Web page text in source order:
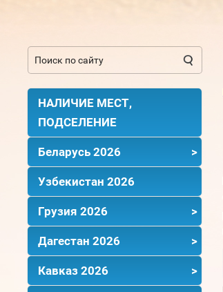
НАЛИЧИЕ МЕСТ,
ПОДСЕЛЕНИЕ
Беларусь 2026
Узбекистан 2026
Грузия 2026
Дагестан 2026
Кавказ 2026